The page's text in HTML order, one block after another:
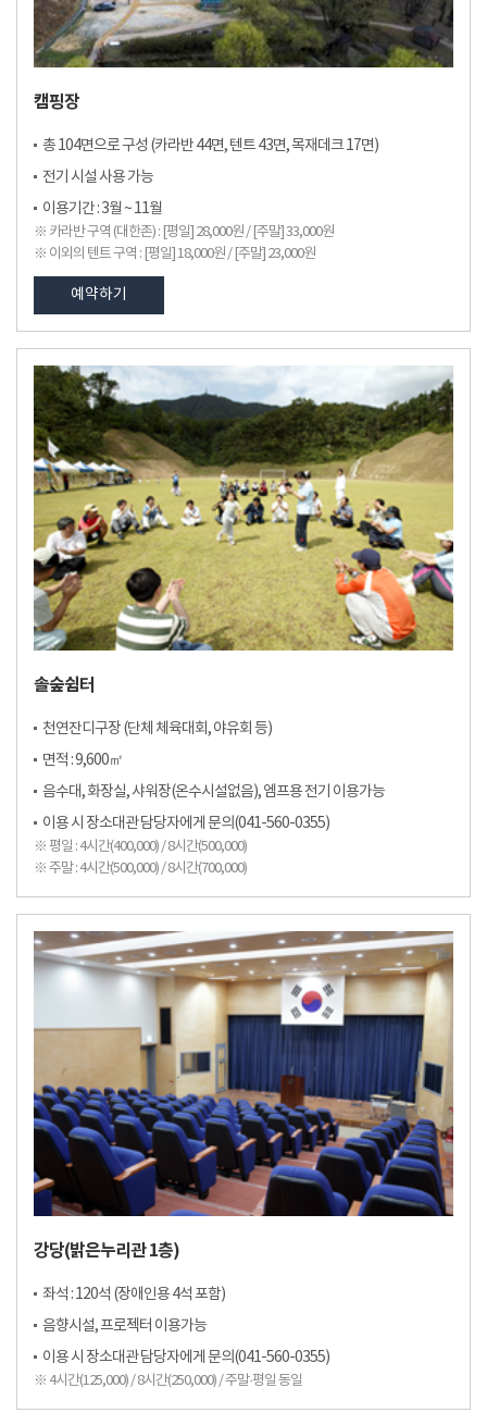
캠핑장
총 104면으로 구성 (카라반 44면, 텐트 43면, 목재데크 17면)
전기 시설 사용 가능
이용기간 : 3월 ~ 11월
※ 카라반 구역 (대한존) : [평일] 28,000원 / [주말] 33,000원
※ 이외의 텐트 구역 : [평일] 18,000원 / [주말] 23,000원
예약하기
솔숲쉼터
천연잔디구장 (단체 체육대회, 야유회 등)
면적 : 9,600㎡
음수대, 화장실, 샤워장(온수시설없음), 엠프용 전기 이용가능
이용 시 장소대관 담당자에게 문의(041-560-0355)
※ 평일 : 4시간(400,000) / 8시간(500,000)
※ 주말 : 4시간(500,000) / 8시간(700,000)
강당(밝은누리관 1층)
좌석 : 120석 (장애인용 4석 포함)
음향시설, 프로젝터 이용가능
이용 시 장소대관 담당자에게 문의(041-560-0355)
※ 4시간(125,000) / 8시간(250,000) / 주말·평일 동일